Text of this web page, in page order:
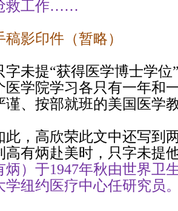
救工作……
稿影印件（暂略）
未提“获得医学博士学
医学院学习各只有一年和
谨、按部就班的美国医学
高欣荣此文中还写到
高有炳赴美时，只字未提
炳）于1947年秋由世界卫
学纽约医疗中心任研究员